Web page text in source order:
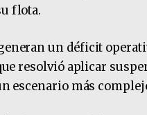
flota.
un déficit
resolvió aplicar
escenario más